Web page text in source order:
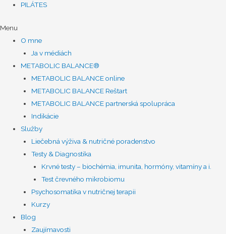
PILÁTES
Menu
O mne
Ja v médiách
METABOLIC BALANCE®
METABOLIC BALANCE online
METABOLIC BALANCE Reštart
METABOLIC BALANCE partnerská spolupráca
Indikácie
Služby
Liečebná výživa & nutričné poradenstvo
Testy & Diagnostika
Krvné testy – biochémia, imunita, hormóny, vitamíny a i.
Test črevného mikrobiomu
Psychosomatika v nutričnej terapii
Kurzy
Blog
Zaujímavosti